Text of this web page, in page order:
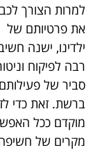
למרות הצורך
את פרטיותם של
ילדינו, ישנה
רבה לפיקוח
סביר של פעילותם
ברשת. זאת כדי
מוקדם ככל
מקרים של